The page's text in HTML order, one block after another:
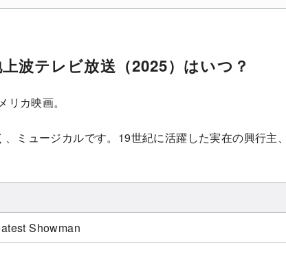
波テレビ放送（2025）はいつ？
カ映画。
ミュージカルです。19世紀に活躍した実在の興行主、
Showman